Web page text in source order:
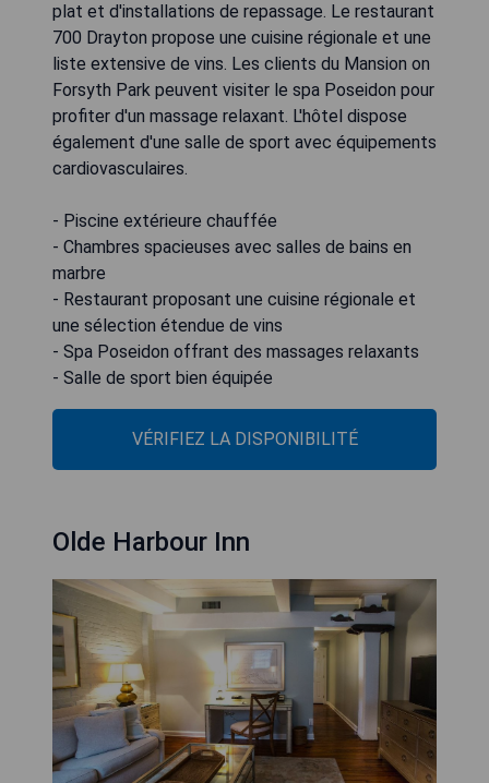
plat et d'installations de repassage. Le restaurant
700 Drayton propose une cuisine régionale et une
liste extensive de vins. Les clients du Mansion on
Forsyth Park peuvent visiter le spa Poseidon pour
profiter d'un massage relaxant. L'hôtel dispose
également d'une salle de sport avec équipements
cardiovasculaires.
- Piscine extérieure chauffée
- Chambres spacieuses avec salles de bains en
marbre
- Restaurant proposant une cuisine régionale et
une sélection étendue de vins
- Spa Poseidon offrant des massages relaxants
- Salle de sport bien équipée
VÉRIFIEZ LA DISPONIBILITÉ
Olde Harbour Inn